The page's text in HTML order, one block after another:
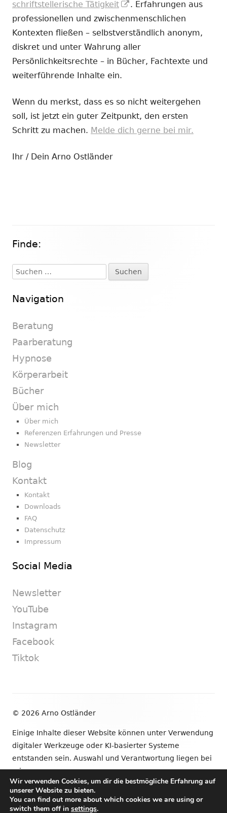
schriftstellerische Tätigkeit
In
neuem
Fenster
öffnen
. Erfahrungen aus
professionellen und zwischenmenschlichen
Kontexten fließen – selbstverständlich anonym,
diskret und unter Wahrung aller
Persönlichkeitsrechte – in Bücher, Fachtexte und
weiterführende Inhalte ein.
Wenn du merkst, dass es so nicht weitergehen
soll, ist jetzt ein guter Zeitpunkt, den ersten
Schritt zu machen. Melde dich gerne bei mir.
Ihr / Dein Arno Ostländer
Haupt-
Seitenleiste
Finde:
Suchen
nach:
Navigation
Beratung
Paarberatung
Hypnose
Körperarbeit
Bücher
Über mich
Über mich
Referenzen Erfahrungen und Presse
Newsletter
Blog
Kontakt
Kontakt
Downloads
FAQ
Datenschutz
Impressum
Social Media
Newsletter
YouTube
Instagram
Facebook
Tiktok
© 2026 Arno Ostländer
Einige Inhalte dieser Website können unter Verwendung
digitaler Werkzeuge oder KI-basierter Systeme
entstanden sein. Auswahl und Verantwortung liegen bei
mir.
•VerwendetTiny Framework
Wir verwenden Cookies, um dir die bestmögliche Erfahrung auf
unserer Website zu bieten.
You can find out more about which cookies we are using or
switch them off in settings.